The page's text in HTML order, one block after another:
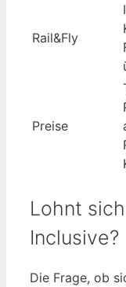
Rail&Fly
Preise
Lohnt
Inclusive?
Die Frage, ob